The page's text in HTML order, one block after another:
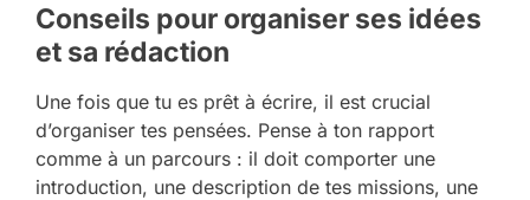
Conseils pour organiser ses idées
et sa rédaction
Une fois que tu es prêt à écrire, il est crucial
d’organiser tes pensées. Pense à ton rapport
comme à un parcours : il doit comporter une
introduction, une description de tes missions, une